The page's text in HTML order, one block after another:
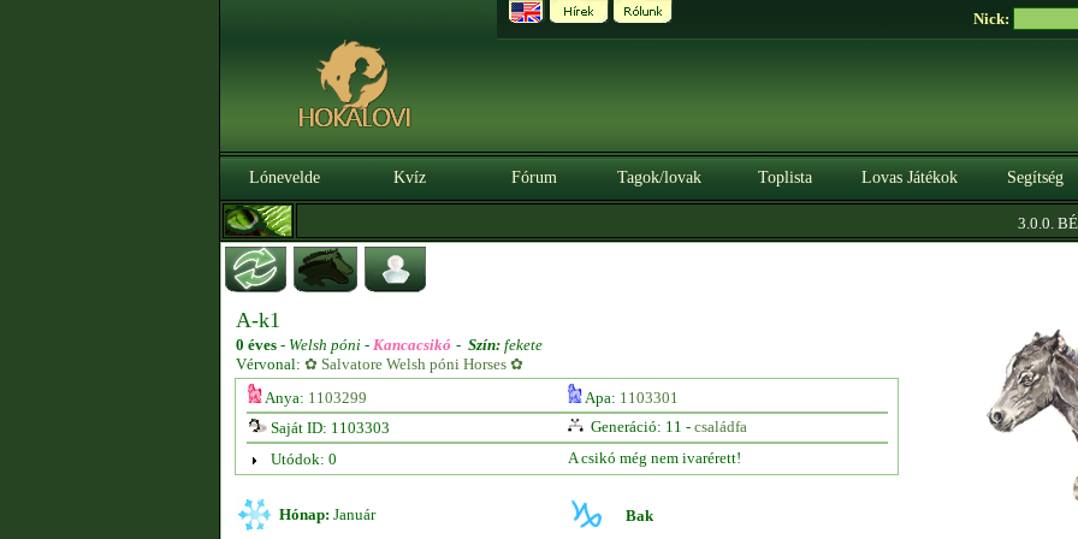
Nick:
Lónevelde Kvíz Fórum Tagok/lovak Toplista Lovas Játékok Segítség
3.0.0.
A-k1
0 éves - Welsh póni - Kancacsikó - Szín: fekete
Vérvonal: ✿ Salvatore Welsh póni Horses ✿
Anya: 1103299 Apa: 1103301
Saját ID: 1103303
Generáció: 11 - családfa
Utódok: 0
A csikó még nem ivarérett!
Hónap: Január Bak